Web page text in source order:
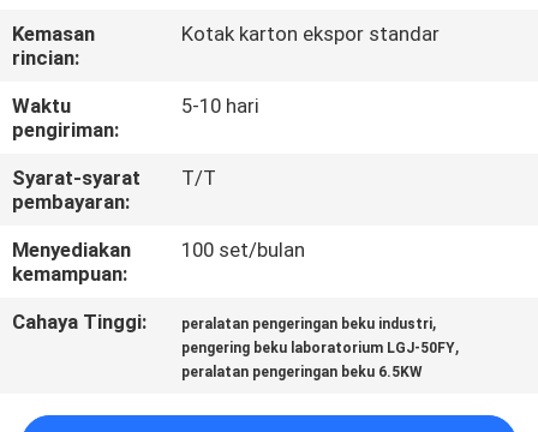
KONTROL
KUALITAS
HUBUNGI
KAMI
PERMINTAAN
PENAWARAN
Kemasan
rincian:
Kotak karton ekspor standar
Waktu
pengiriman:
5-10 hari
Syarat-syarat
pembayaran:
T/T
Menyediakan
kemampuan:
100 set/bulan
Cahaya Tinggi: peralatan pengeringan beku industri,
pengering beku laboratorium LGJ-50FY,
peralatan pengeringan beku 6.5KW